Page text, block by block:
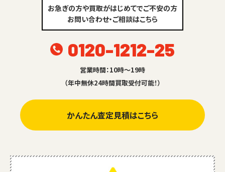
お急ぎの方や買取がはじめてでご不安の方
お問い合わせ・ご相談はこちら
0120-1212-25
営業時間：10時～19時
（年中無休24時間買取受付可能！）
かんたん査定見積はこちら